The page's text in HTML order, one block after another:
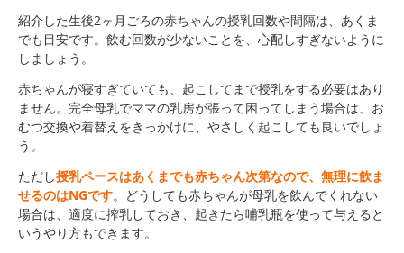
紹介した生後2ヶ月ごろの赤ちゃんの授乳回数や間隔は、あくま
でも目安です。飲む回数が少ないことを、心配しすぎないように
しましょう。
赤ちゃんが寝すぎていても、起こしてまで授乳をする必要はあり
ません。完全母乳でママの乳房が張って困ってしまう場合は、お
むつ交換や着替えをきっかけに、やさしく起こしても良いでしょ
う。
ただし授乳ペースはあくまでも赤ちゃん次第なので、無理に飲ま
せるのはNGです。どうしても赤ちゃんが母乳を飲んでくれない
場合は、適度に搾乳しておき、起きたら哺乳瓶を使って与えると
いうやり方もできます。